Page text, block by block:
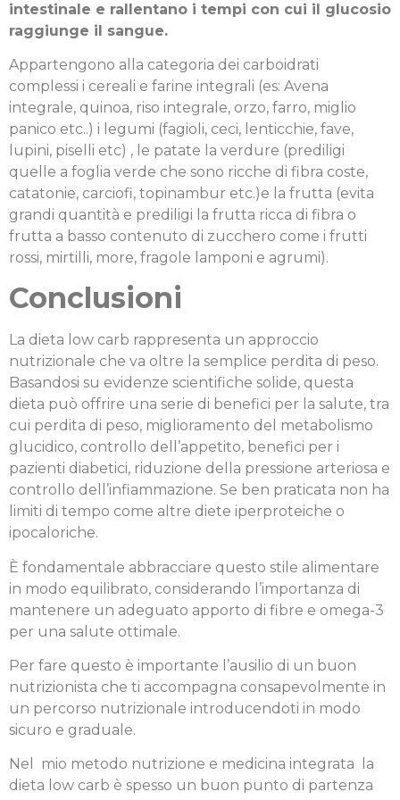
intestinale e rallentano i tempi con cui il glucosio
raggiunge il sangue.
Appartengono alla categoria dei carboidrati
complessi i cereali e farine integrali (es: Avena
integrale, quinoa, riso integrale, orzo, farro, miglio
panico etc..) i legumi (fagioli, ceci, lenticchie, fave,
lupini, piselli etc) , le patate la verdure (prediligi
quelle a foglia verde che sono ricche di fibra coste,
catatonie, carciofi, topinambur etc.)e la frutta (evita
grandi quantità e prediligi la frutta ricca di fibra o
frutta a basso contenuto di zucchero come i frutti
rossi, mirtilli, more, fragole lamponi e agrumi).
Conclusioni
La dieta low carb rappresenta un approccio
nutrizionale che va oltre la semplice perdita di peso.
Basandosi su evidenze scientifiche solide, questa
dieta può offrire una serie di benefici per la salute, tra
cui perdita di peso, miglioramento del metabolismo
glucidico, controllo dell’appetito, benefici per i
pazienti diabetici, riduzione della pressione arteriosa e
controllo dell’infiammazione. Se ben praticata non ha
limiti di tempo come altre diete iperproteiche o
ipocaloriche.
È fondamentale abbracciare questo stile alimentare
in modo equilibrato, considerando l’importanza di
mantenere un adeguato apporto di fibre e omega-3
per una salute ottimale.
Per fare questo è importante l’ausilio di un buon
nutrizionista che ti accompagna consapevolmente in
un percorso nutrizionale introducendoti in modo
sicuro e graduale.
Nel mio metodo nutrizione e medicina integrata la
dieta low carb è spesso un buon punto di partenza